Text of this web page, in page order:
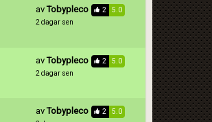
avTobypleco 2
5.0
2 dagar sen
avTobypleco 2
5.0
2 dagar sen
avTobypleco 2
5.0